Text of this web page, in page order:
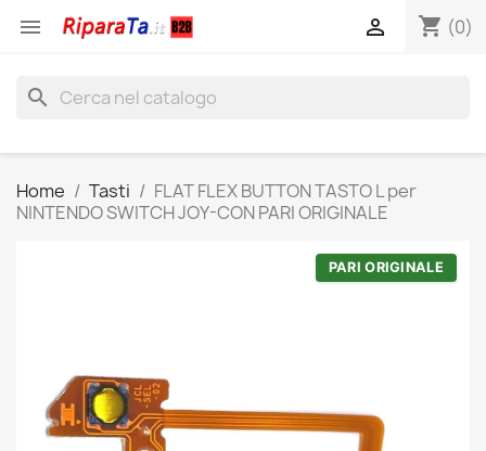
 shopping_cart (0)

search
Home Tasti
FLAT FLEX BUTTON TASTO L per
NINTENDO SWITCH JOY-CON PARI ORIGINALE
PARI ORIGINALE